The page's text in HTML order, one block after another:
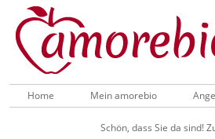
Home Mein amorebio
Schön, dass Sie da sind!